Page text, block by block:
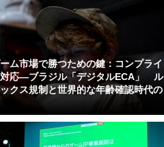
ム市場で勝つための鍵：コンプライ
応—ブラジル「デジタルECA」 ル
クス規制と世界的な年齢確認時代の